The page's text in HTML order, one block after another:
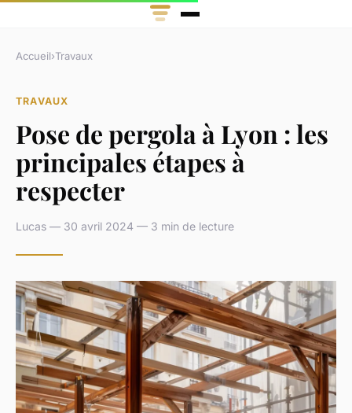
Accueil›Travaux
TRAVAUX
Pose de pergola à Lyon : les
principales étapes à
respecter
Lucas — 30 avril 2024 — 3 min de lecture